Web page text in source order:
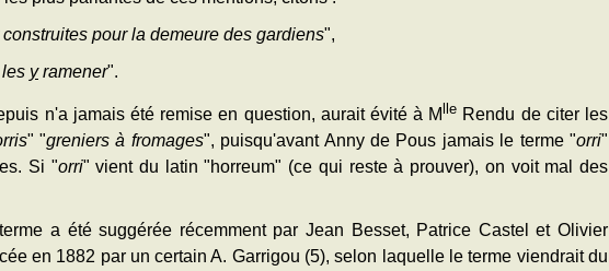
pour la demeure des gardiens",
yramener".
n'a jamais été remise en question, aurait évité à Mlle Rendu de citer les
" "greniers à fromages", puisqu'avant Anny de Pous jamais le terme "orri"
Si "orri" vient du latin "horreum" (ce qui reste à prouver), on voit mal des
a été suggérée récemment par Jean Besset, Patrice Castel et Olivier
en 1882 par un certain A. Garrigou (5), selon laquelle le terme viendrait du